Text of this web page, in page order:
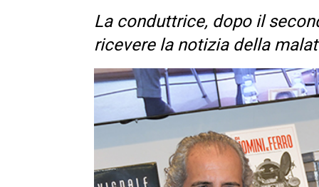
La conduttrice, dopo il
ricevere la notizia della